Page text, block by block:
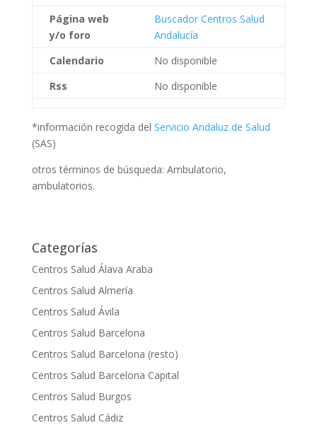
Página web
y/o foro
Buscador Centros Salud
Andalucía
Calendario
No disponible
Rss
No disponible
*información recogida del Servicio Andaluz de Salud
(SAS)
otros términos de búsqueda: Ambulatorio,
ambulatorios.
Categorías
Centros Salud Álava Araba
Centros Salud Almería
Centros Salud Ávila
Centros Salud Barcelona
Centros Salud Barcelona (resto)
Centros Salud Barcelona Capital
Centros Salud Burgos
Centros Salud Cádiz